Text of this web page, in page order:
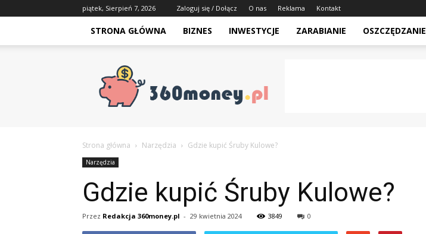
piątek, Sierpień 7, 2026 Zaloguj się / Dołącz O nas Reklama Kontakt
STRONA GŁÓWNA BIZNES INWESTYCJE ZARABIANIE OSZCZĘDZANIE
Strona główna Narzędzia Gdzie kupić Śruby Kulowe?
Narzędzia
Gdzie kupić Śruby Kulowe?
Przez Redakcja 360money.pl - 29 kwietnia 2024 3849 0